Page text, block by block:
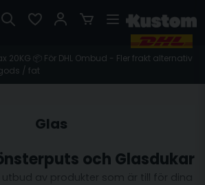
20KG 📦 För DHL Ombud - Fler frakt alternativ
/ fat
Glas
och Glasdukar
av produkter som är till för dina